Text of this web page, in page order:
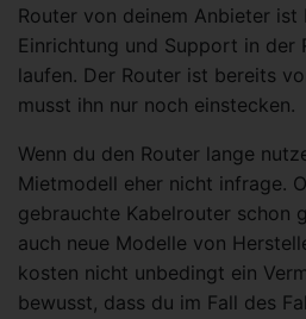
Router von deinem Anbieter ist
Einrichtung und Support in der
laufen. Der Router ist bereits
musst ihn nur noch einstecken.
Wenn du den Router lange
Mietmodell eher nicht infrage.
gebrauchte Kabelrouter schon
auch neue Modelle von
kosten nicht unbedingt ein
bewusst, dass du im Fall des